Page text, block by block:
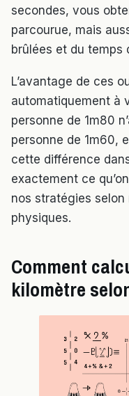
secondes, vous
parcourue, mais
brûlées et du temps
L’avantage de ces
automatiquement à
personne de 1m80
personne de 1m60,
cette différence
exactement ce
nos stratégies
physiques.
Comment
kilomètre